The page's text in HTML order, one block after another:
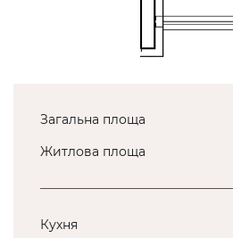
Загальна площа
Житлова площа
Кухня